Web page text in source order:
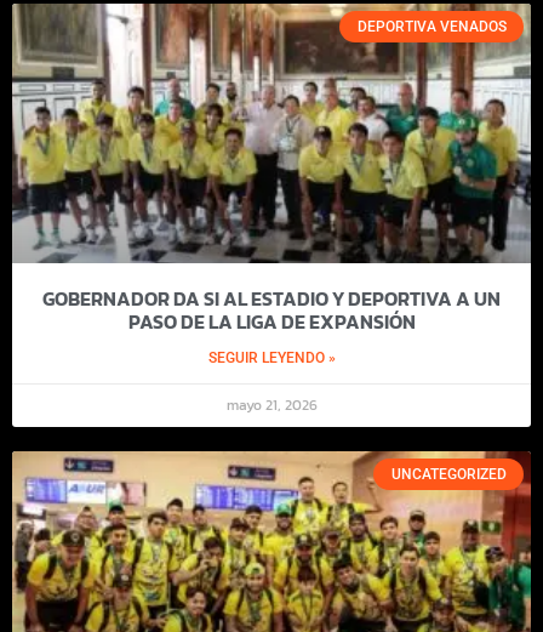
DEPORTIVA VENADOS
GOBERNADOR DA SI AL ESTADIO Y DEPORTIVA A UN
PASO DE LA LIGA DE EXPANSIÓN
SEGUIR LEYENDO »
mayo 21, 2026
UNCATEGORIZED